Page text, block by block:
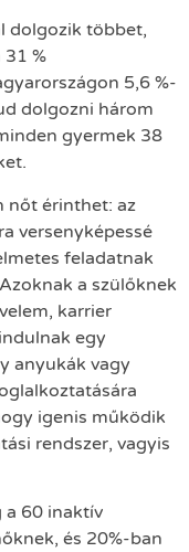
dolgozik többet,
%
5,6 %-
dolgozni három
gyermek 38
nőt érinthet: az
versenyképessé
feladatnak
a szülőknek
karrier
egy
anyukák vagy
igenis működik
rendszer, vagyis
a 60 inaktív
és 20%-ban